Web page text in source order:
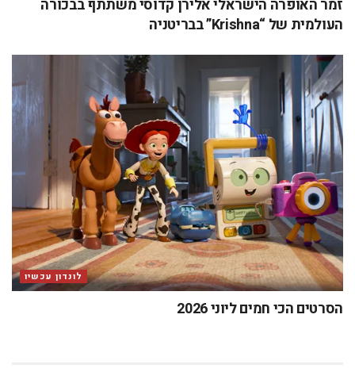
זמר האופרה הישראלי אלירן קדוסי משתתף בבכורה
העולמית של “Krishna” בבריטניה
לונדון עכשיו
הסרטים הכי חמים ליוני 2026